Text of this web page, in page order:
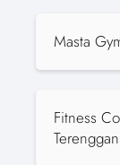
Masta
Fitness